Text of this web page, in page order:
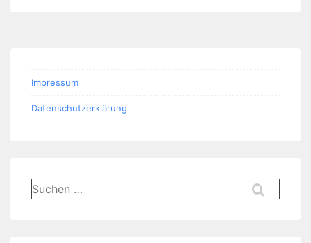
Impressum
Datenschutzerklärung
Suchen
nach: